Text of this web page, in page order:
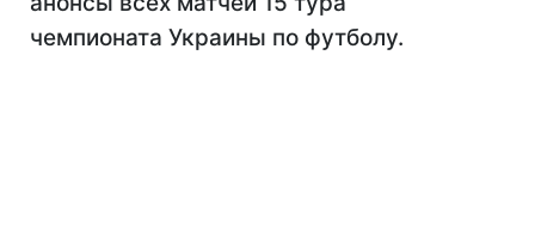
чемпионата Украины по футболу.